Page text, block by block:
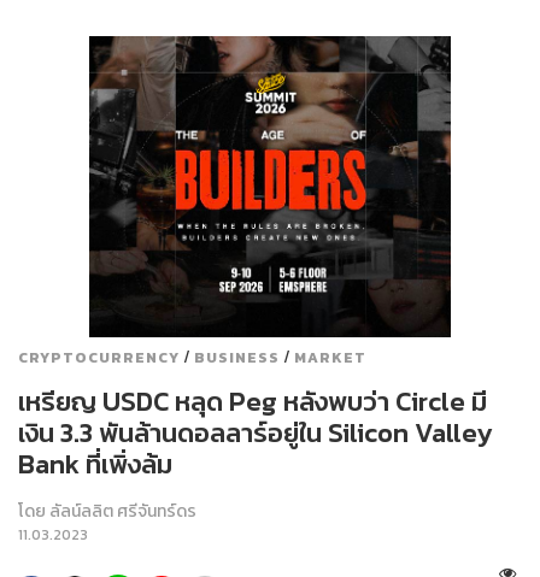
CRYPTOCURRENCY / BUSINESS / MARKET
เหรียญ USDC หลุด Peg หลังพบว่า Circle มี
เงิน 3.3 พันล้านดอลลาร์อยู่ใน Silicon Valley
Bank ที่เพิ่งล้ม
โดย ลัลน์ลลิต ศรีจันทร์ดร
11.03.2023